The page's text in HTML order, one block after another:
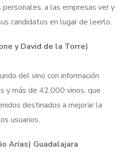
a las empresas ver y
candidatos en lugar de leerlo.
y David de la Torre)
del vino con información
y más de 42.000 vinos, que
destinados a mejorar la
usuarios.
Arias) Guadalajara